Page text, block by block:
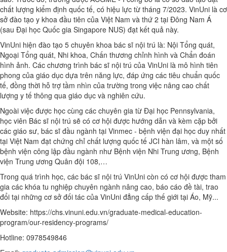
chất lượng kiểm định quốc tế, có hiệu lực từ tháng 7/2023. VinUni là cơ
sở đào tạo y khoa đầu tiên của Việt Nam và thứ 2 tại Đông Nam Á
(sau Đại học Quốc gia Singapore NUS) đạt kết quả này.
VinUni hiện đào tạo 5 chuyên khoa bác sĩ nội trú là: Nội Tổng quát,
Ngoại Tổng quát, Nhi khoa, Chấn thương chỉnh hình và Chẩn đoán
hình ảnh. Các chương trình bác sĩ nội trú của VinUni là mô hình tiên
phong của giáo dục dựa trên năng lực, đáp ứng các tiêu chuẩn quốc
tế, đồng thời hỗ trợ tầm nhìn của trường trong việc nâng cao chất
lượng y tế thông qua giáo dục và nghiên cứu.
Ngoài việc được học cùng các chuyên gia từ Đại học Pennsylvania,
học viên Bác sĩ nội trú sẽ có cơ hội được hướng dẫn và kèm cặp bởi
các giáo sư, bác sĩ đầu ngành tại Vinmec - bệnh viện đại học duy nhất
tại Việt Nam đạt chứng chỉ chất lượng quốc tế JCI hàn lâm, và một số
bệnh viện công lập đầu ngành như Bệnh viện Nhi Trung ương, Bệnh
viện Trung ương Quân đội 108,…
Trong quá trình học, các bác sĩ nội trú VinUni còn có cơ hội được tham
gia các khóa tu nghiệp chuyên ngành nâng cao, báo cáo đề tài, trao
đổi tại những cơ sở đối tác của VinUni đẳng cấp thế giới tại Áo, Mỹ...
Website: https://chs.vinuni.edu.vn/graduate-medical-education-
program/our-residency-programs/
Hotline: 0978549846